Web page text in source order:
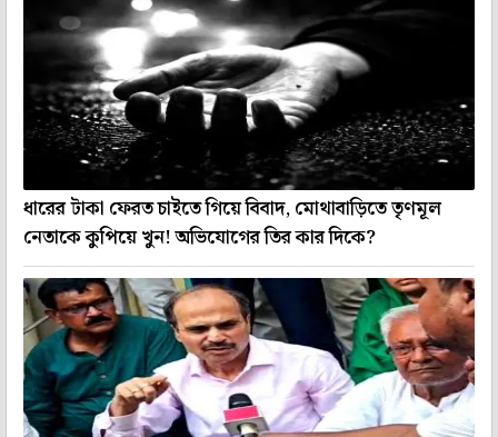
ধারের টাকা ফেরত চাইতে গিয়ে বিবাদ, মোথাবাড়িতে তৃণমূল
নেতাকে কুপিয়ে খুন! অভিযোগের তির কার দিকে?